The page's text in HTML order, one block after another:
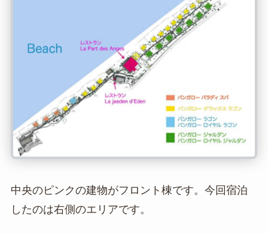
中央のピンクの建物がフロント棟です。今回宿泊
したのは右側のエリアです。